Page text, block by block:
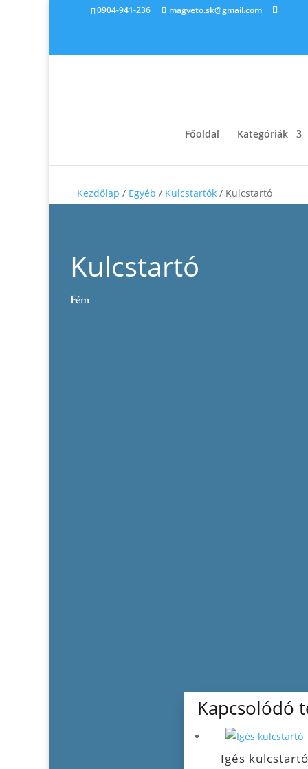
0904-941-236 magveto.sk@gmail.com
Főoldal Kategóriák
Kezdőlap / Egyéb / Kulcstartók / Kulcstartó
Kulcstartó
Fém
Kapcsolódó
Igés kulcstartó